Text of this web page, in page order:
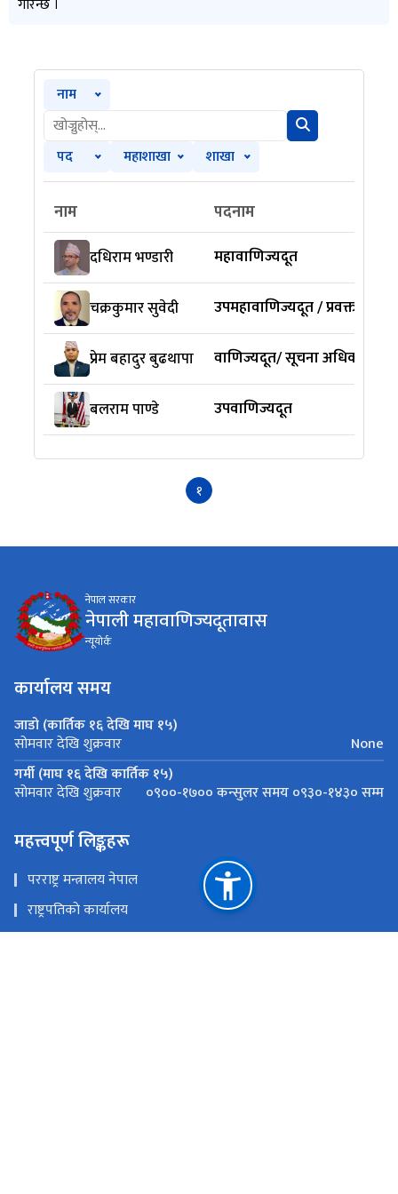
गरिन्छ ।
नाम
पद महाशाखा शाखा
नाम पदनाम
दधिराम भण्डारी महावाणिज्यदूत
चक्रकुमार सुवेदी उपमहावाणिज्यदूत / प्रवक्ता
प्रेम बहादुर बुढथापा वाणिज्यदूत/ सूचना अधिकारी
बलराम पाण्डे उपवाणिज्यदूत
१
नेपाल सरकार
नेपाली महावाणिज्यदूतावास
न्यूयाेर्क
कार्यालय समय
जाडो (कार्तिक १६ देखि माघ १५)
सोमवार देखि शुक्रवार
None
गर्मी (माघ १६ देखि कार्तिक १५)
सोमवार देखि शुक्रवार ०९००-१७०० कन्सुलर समय ०९३०-१४३० सम्म
महत्त्वपूर्ण लिङ्कहरू
परराष्ट्र मन्त्रालय नेपाल
राष्ट्रपतिकाे कार्यालय
प्रधानमन्त्री तथा मन्त्रिपरिषद्काे कार्यालय